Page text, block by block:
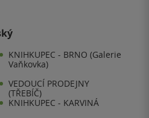
KNIHKUPEC - BRNO (Galerie
Vaňkovka)
VEDOUCÍ PRODEJNY
(TŘEBÍČ)
KNIHKUPEC - KARVINÁ